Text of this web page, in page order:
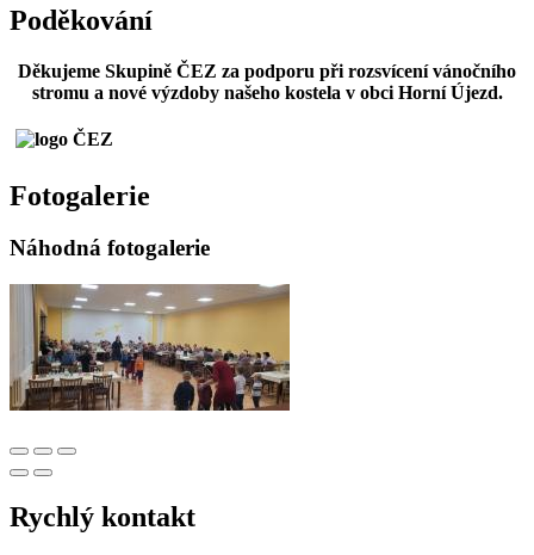
Poděkování
Děkujeme Skupině ČEZ za podporu při rozsvícení vánočního
stromu a nové výzdoby našeho kostela v obci Horní Újezd.
Fotogalerie
Náhodná fotogalerie
Rychlý kontakt